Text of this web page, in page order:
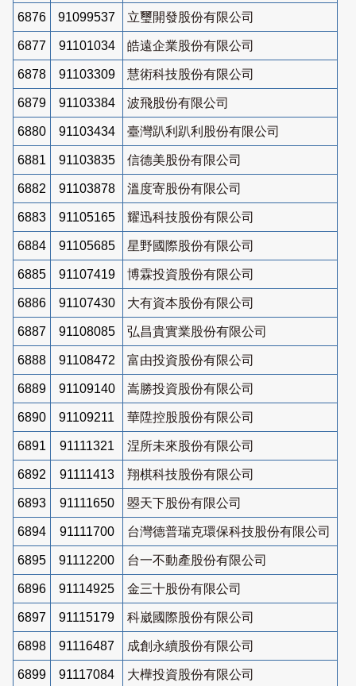
6876 91099537 立璽開發股份有限公司
6877 91101034 皓遠企業股份有限公司
6878 91103309 慧術科技股份有限公司
6879 91103384 波飛股份有限公司
6880 91103434 臺灣趴利趴利股份有限公司
6881 91103835 信德美股份有限公司
6882 91103878 溫度寄股份有限公司
6883 91105165 耀迅科技股份有限公司
6884 91105685 星野國際股份有限公司
6885 91107419 博霖投資股份有限公司
6886 91107430 大有資本股份有限公司
6887 91108085 弘昌貴實業股份有限公司
6888 91108472 富由投資股份有限公司
6889 91109140 嵩勝投資股份有限公司
6890 91109211 華陞控股股份有限公司
6891 91111321 涅所未來股份有限公司
6892 91111413 翔棋科技股份有限公司
6893 91111650 曌天下股份有限公司
6894 91111700 台灣德普瑞克環保科技股份有限公司
6895 91112200 台一不動產股份有限公司
6896 91114925 金三十股份有限公司
6897 91115179 科崴國際股份有限公司
6898 91116487 成創永續股份有限公司
6899 91117084 大樺投資股份有限公司